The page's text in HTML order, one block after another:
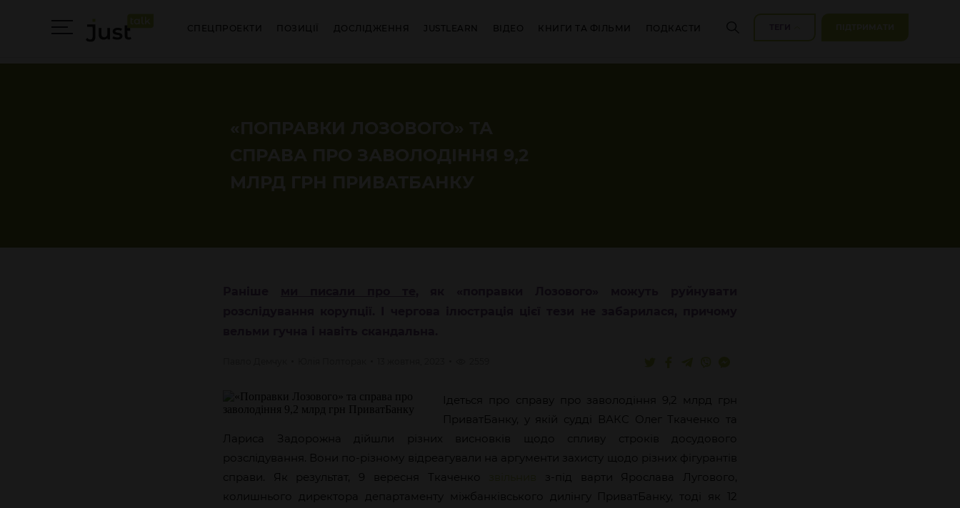
СПЕЦПРОЕКТИ ПОЗИЦІЇ ДОСЛІДЖЕННЯ JUSTLEARN ВІДЕО КНИГИ ТА ФІЛЬМИ ПОДКАСТИ
Ідеться про справу про заволодіння 9,2 млрд грн
ПриватБанку, у якій судді ВАКС Олег Ткаченко та
Лариса Задорожна дійшли різних висновків щодо спливу строків досудового
розслідування. Вони по-різному відреагували на аргументи захисту щодо різних фігурантів
справи. Як результат, 9 вересня Ткаченко
з-під варти Ярослава Лугового,
колишнього директора департаменту міжбанківського дилінгу ПриватБанку, тоді як 12